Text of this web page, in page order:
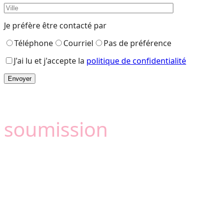
Je préfère être contacté par
Téléphone
Courriel
Pas de préférence
J'ai lu et j'accepte la politique de confidentialité
soumission